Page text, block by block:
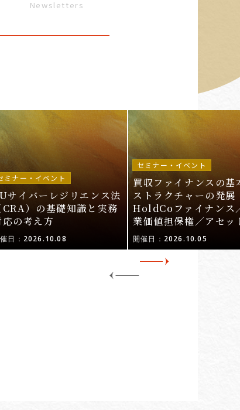
Newsletters
ミナー・イベント
サイバーレジリエンス法
CRA）の基礎知識と実務
応の考え方
日：2026.10.08
セミナー・イベント
買収ファイナンスの基
ストラクチャーの発展
HoldCoファイナンス
業価値担保権／アセッ
活用〜
開催日：2026.10.05